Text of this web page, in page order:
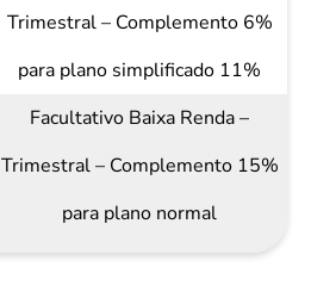
Trimestral – Complemento 6%
para plano simplificado 11%
Facultativo Baixa Renda –
Trimestral – Complemento 15%
para plano normal